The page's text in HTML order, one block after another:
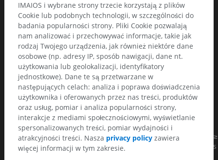
No lesions
1 focal lesion (≥5 mm)
>1 focal lesion
Confluent lesions
White matter changes on MRI were defined as bright lesions
mm on T2, PD, or FLAIR images. Lesions on CT were defined as
IMAIOS i wybrane strony trzecie korzystają z plików
Cookie lub podobnych technologii, w szczególności do
badania popularności strony. Pliki Cookie pozwalają
nam analizować i przechowywać informacje, takie jak
rodzaj Twojego urządzenia, jak również niektóre dane
osobowe (np. adresy IP, sposób nawigacji, dane nt.
użytkowania lub geolokalizacji, identyfikatory
jednostkowe). Dane te są przetwarzane w
następujących celach: analiza i poprawa doświadczenia
użytkownika i oferowanych przez nas treści, produktów
oraz usług, pomiar i analiza popularności strony,
interakcje z mediami społecznościowymi, wyświetlanie
spersonalizowanych treści, pomiar wydajności i
atrakcyjności treści. Nasza privacy policy zawiera
więcej informacji w tym zakresie.